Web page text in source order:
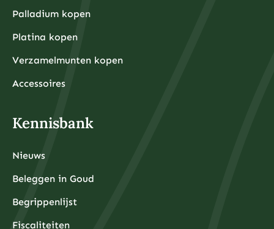
Palladium kopen
Platina kopen
Verzamelmunten kopen
Accessoires
Kennisbank
Nieuws
Beleggen in Goud
Begrippenlijst
Fiscaliteiten